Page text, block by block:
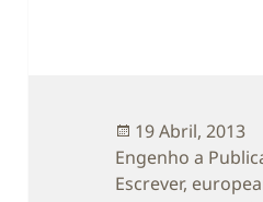
Publicado
a
19 Abril, 2013
Engenho a
Escrever,